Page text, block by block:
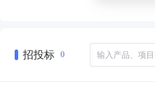
招投标 0